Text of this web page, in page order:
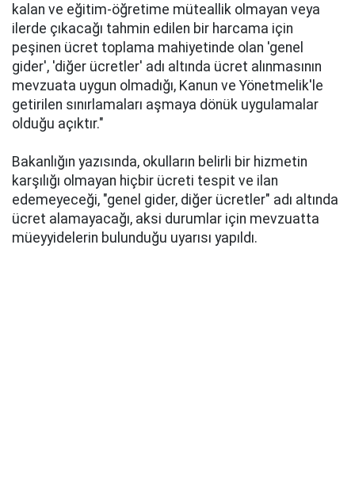
kalan ve eğitim-öğretime müteallik olmayan veya
ilerde çıkacağı tahmin edilen bir harcama için
peşinen ücret toplama mahiyetinde olan 'genel
gider', 'diğer ücretler' adı altında ücret alınmasının
mevzuata uygun olmadığı, Kanun ve Yönetmelik'le
getirilen sınırlamaları aşmaya dönük uygulamalar
olduğu açıktır."
Bakanlığın yazısında, okulların belirli bir hizmetin
karşılığı olmayan hiçbir ücreti tespit ve ilan
edemeyeceği, "genel gider, diğer ücretler" adı altında
ücret alamayacağı, aksi durumlar için mevzuatta
müeyyidelerin bulunduğu uyarısı yapıldı.